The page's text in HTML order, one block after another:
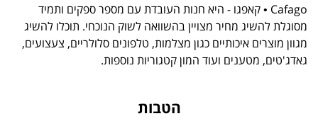
Cafago • קאפגו - היא חנות העובדת עם מספר ספקים ותמיד
מסוגלת להשיג מחיר מצויין בהשוואה לשוק הנוכחי. תוכלו להשיג
מגוון מוצרים איכותיים כגון מצלמות, טלפונים סלולריים, צעצועים,
גאדג'טים, מטענים ועוד המון קטגוריות נוספות.
הטבות